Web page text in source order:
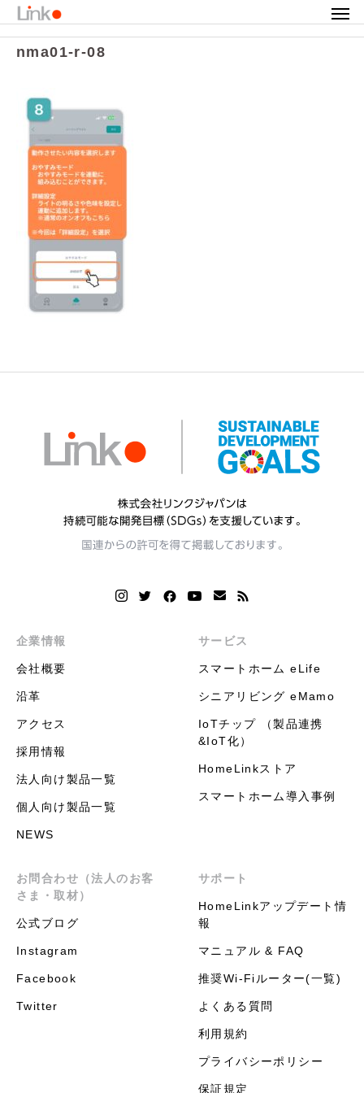
カテゴリ
nma01-r-08
企業情報
会社概要
沿革
アクセス
採用情報
法人向け製品一覧
個人向け製品一覧
NEWS
サービス
スマートホーム eLife
シニアリビング eMamo
IoTチップ （製品連携
&IoT化）
HomeLinkストア
スマートホーム導入事例
お問合わせ（法人のお客
さま・取材）
公式ブログ
Instagram
Facebook
Twitter
サポート
HomeLinkアップデート情
報
マニュアル & FAQ
推奨Wi-Fiルーター(一覧)
よくある質問
利用規約
プライバシーポリシー
保証規定